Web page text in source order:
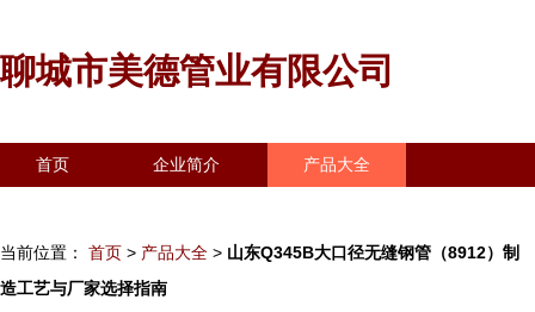
聊城市美德管业有限公司
首页 企业简介 产品大全
当前位置： 首页 > 产品大全 > 山东Q345B大口径无缝钢管（8912）制
造工艺与厂家选择指南